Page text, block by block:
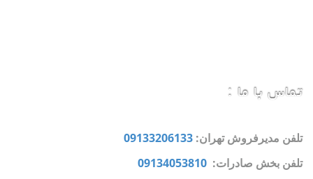
تماس با ما :
تلفن مدیرفروش تهران: 09133206133
تلفن بخش صادرات: 09134053810